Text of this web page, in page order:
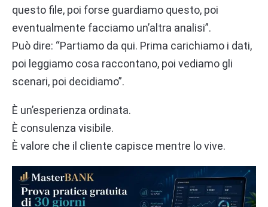
questo file, poi forse guardiamo questo, poi
eventualmente facciamo un’altra analisi”.
Può dire: “Partiamo da qui. Prima carichiamo i dati,
poi leggiamo cosa raccontano, poi vediamo gli
scenari, poi decidiamo”.
È un’esperienza ordinata.
È consulenza visibile.
È valore che il cliente capisce mentre lo vive.